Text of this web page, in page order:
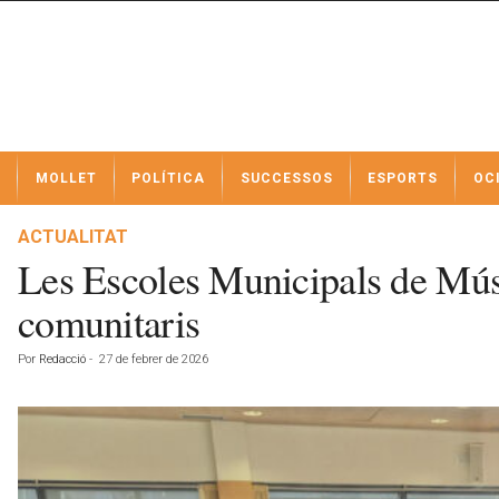
t
MOLLET POLÍTICA SUCCESSOS ESPORTS OCI
ACTUALITAT
Les Escoles Municipals de
comunitaris
Por Redacció - 27 de febrer de 2026